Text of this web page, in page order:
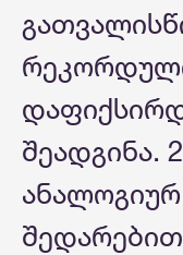
შეადგინა.